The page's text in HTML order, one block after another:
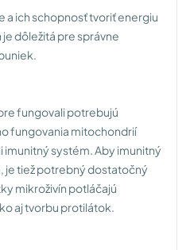
a ich schopnosť tvoriť energiu
dôležitá pre správne
fungovali potrebujú
fungovania mitochondrií
systém. Aby imunitný
tiež potrebný dostatočný
mikroživín potláčajú
aj tvorbu protilátok.